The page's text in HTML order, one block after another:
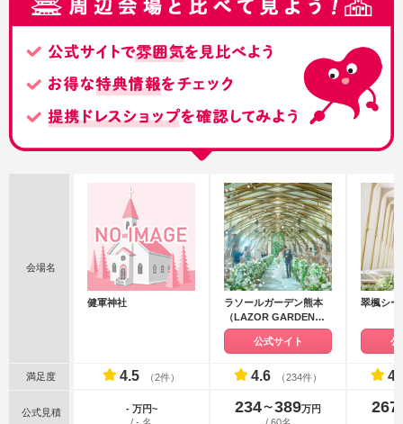
会場名
健軍神社
ラソールガーデン熊本
（LAZOR GARDEN
KUMAMOTO）
公式サイト
翠楓シー
公
満足度 4.5 （2件） 4.6 （234件）
公式見積
- 万円~
234〜389万円
267